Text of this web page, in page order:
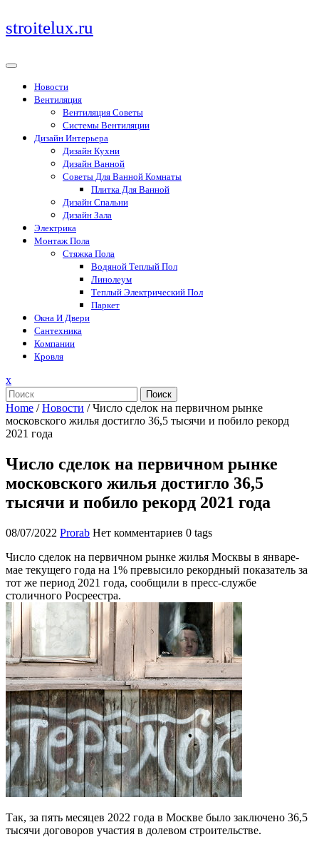
Перейти
к
stroitelux.ru
Новости
Вентиляция
Вентиляция Советы
Системы Вентиляции
Дизайн Интерьера
Дизайн Кухни
Дизайн Ванной
Советы Для Ванной Комнаты
Плитка Для Ванной
Дизайн Спальни
Дизайн Зала
Электрика
Монтаж Пола
Стяжка Пола
Водяной Теплый Пол
Линолеум
Теплый Электрический Пол
Паркет
Окна И Двери
Сантехника
Компании
Кровля
xЗакрыть
меню
Поиск
Home /Новости /Число сделок на первичном рынке
московского жилья достигло 36,5 тысячи и побило рекорд
2021 года
Число сделок на первичном рынке
московского жилья достигло 36,5
тысячи и побило рекорд 2021 года
08/07/2022 Prorab Нет комментариев 0 tags
Число сделок на первичном рынке жилья Москвы в январе-
мае текущего года на 1% превысило рекордный показатель за
тот же период 2021 года, сообщили в пресс-службе
столичного Росреестра.
Так, за пять месяцев 2022 года в Москве было заключено 36,5
тысячи договоров участия в долевом строительстве.